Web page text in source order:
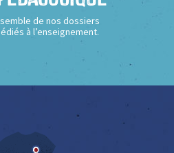
de nos dossiers
à l’enseignement.